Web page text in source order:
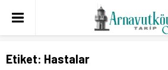
Etiket: Hastalar